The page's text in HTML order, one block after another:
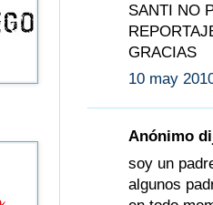
SANTI NO
GRACIAS
10 may
Anónimo
soy un
algunos